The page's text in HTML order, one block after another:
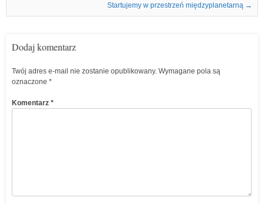
Startujemy w przestrzeń międzyplanetarną →
Dodaj komentarz
Twój adres e-mail nie zostanie opublikowany. Wymagane pola są
oznaczone *
Komentarz *